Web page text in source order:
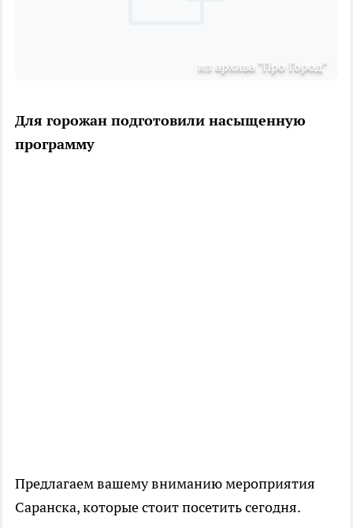
из архива "Про Город"
Для горожан подготовили насыщенную
программу
Предлагаем вашему вниманию мероприятия
Саранска, которые стоит посетить сегодня.